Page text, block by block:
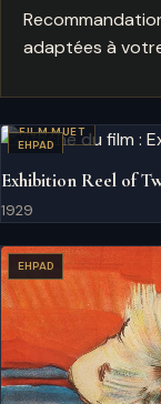
adaptées à
FILM MUET
EHPAD
Exhibition Reel of
1929
EHPAD